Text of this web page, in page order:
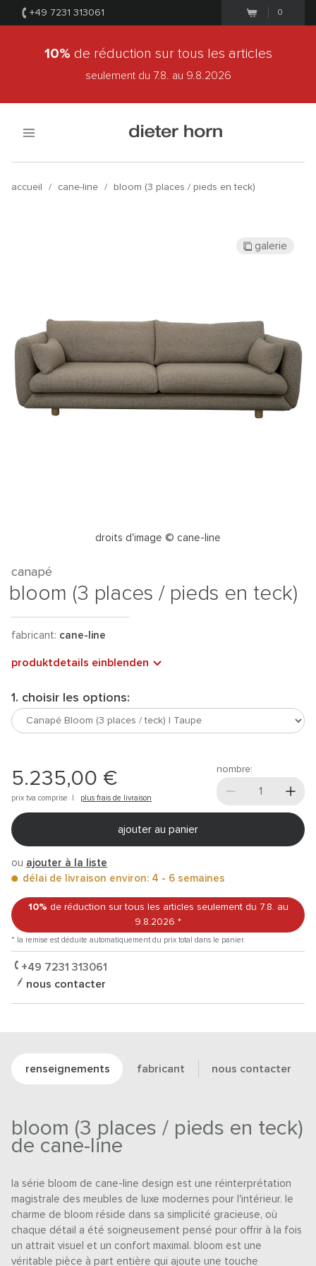
+49 7231 313061 0
10% de réduction sur tous les articles
seulement du 7.8. au 9.8.2026
accueil / cane-line / bloom (3 places / pieds en teck)
droits d'image © cane-line
galerie
canapé
bloom (3 places / pieds en teck)
fabricant: cane-line
produktdetails einblenden
1. choisir les options:
5.235,00 €
prix tva comprise | plus frais de livraison
nombre:
ajouter au panier
ou ajouter à la liste
délai de livraison environ: 4 - 6 semaines
10% de réduction sur tous les articles seulement du 7.8. au
9.8.2026 *
* la remise est déduite automatiquement du prix total dans le panier.
+49 7231 313061
nous contacter
renseignements fabricant nous contacter
bloom (3 places / pieds en teck)
de cane-line
la série bloom de cane-line design est une réinterprétation
magistrale des meubles de luxe modernes pour l'intérieur. le
charme de bloom réside dans sa simplicité gracieuse, où
chaque détail a été soigneusement pensé pour offrir à la fois
un attrait visuel et un confort maximal. bloom est une
véritable pièce à part entière qui ajoute une touche